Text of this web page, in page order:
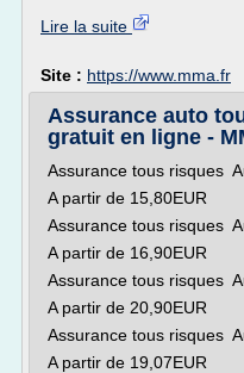
Lire la suite
Site : https://www.mma.fr
Assurance auto
gratuit en ligne -
Assurance tous risques
A partir de 15,80EUR
Assurance tous risques
A partir de 16,90EUR
Assurance tous risques
A partir de 20,90EUR
Assurance tous risques
A partir de 19,07EUR